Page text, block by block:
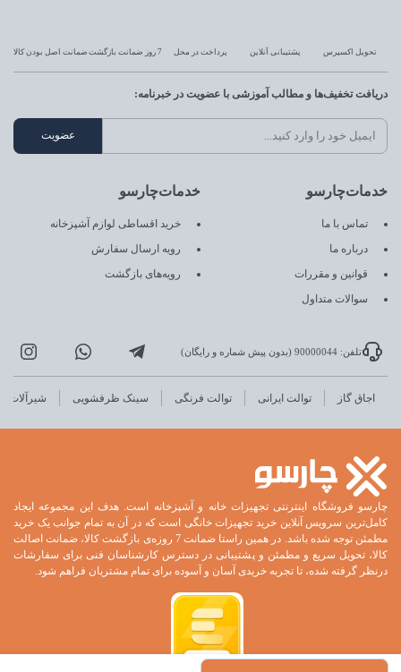
تحویل اکسپرس پشتیبانی آنلاین پرداخت در محل 7 روز ضمانت بازگشت ضمانت اصل بودن کالا
خدمات‌چارسو
تماس با ما
درباره ما
قوانین و مقررات
سوالات متداول
خدمات‌چارسو
خرید اقساطی لوازم آشپزخانه
رویه ارسال سفارش
رویه‌های بازگشت
دریافت تخفیف‌ها و مطالب آموزشی با عضویت در خبرنامه:
تلفن: 90000044 (بدون پیش شماره و رایگان)
اجاق گاز توالت ایرانی توالت فرنگی سینک ظرفشویی شیرآلات
چارسو فروشگاه اینترنتی تجهیزات خانه و آشپزخانه است. هدف این مجموعه ایجاد
کامل‌ترین سرویس آنلاین خرید تجهیزات خانگی است که در آن به تمام جوانب یک خرید
مطمئن توجه شده باشد. در همین راستا ضمانت 7 روزه‌ی بازگشت کالا، ضمانت اصالت
کالا، تحویل سریع و مطمئن و پشتیبانی در دسترس کارشناسان فنی برای سفارشات
درنظر گرفته شده، تا تجربه خریدی آسان و آسوده برای تمام مشتریان فراهم شود.